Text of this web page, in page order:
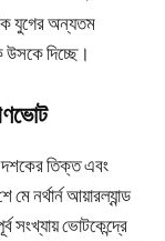
যুগের অন্যতম
উসকে দিচ্ছে।
তিক্ত এবং
নর্থার্ন আয়ারল্যান্ড
সংখ্যায় ভোটকেন্দ্রে